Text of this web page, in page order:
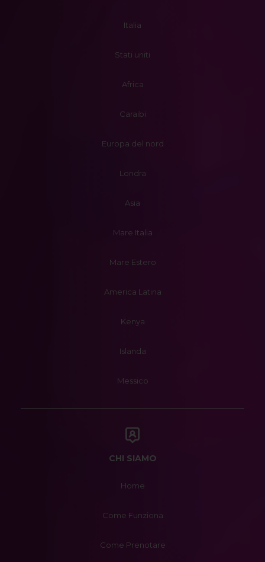
Italia
Stati uniti
Africa
Caraibi
Europa del nord
Londra
Asia
Mare Italia
Mare Estero
America Latina
Kenya
Islanda
Messico
CHI SIAMO
Home
Come Funziona
Come Prenotare